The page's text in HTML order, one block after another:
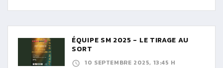
ÉQUIPE SM 2025 - LE TIRAGE AU
SORT
10 SEPTEMBRE 2025, 13:45 H